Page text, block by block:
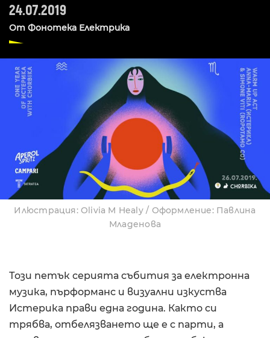
24.07.2019
От Фонотека Електрика
Илюстрация: Olivia M Healy / Оформление: Павлина
Младенова
Този петък серията събития за електронна
музика, пърформанс и визуални изкуства
Истерика прави една година. Както си
трябва, отбелязването ще е с парти, а